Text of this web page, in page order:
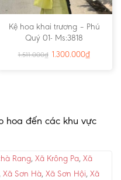
Kệ hoa khai trương – Phú
Quý 01- Ms:3818
1.511.000₫ 1.300.000₫
hoa đến các khu vực
Rang, Xã Krông Pa, Xã
Xã Sơn Hà, Xã Sơn Hội, Xã